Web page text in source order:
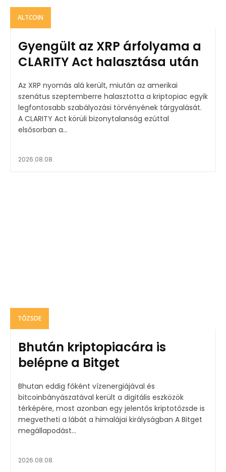
ALTCOIN
Gyengült az XRP árfolyama a
CLARITY Act halasztása után
Az XRP nyomás alá került, miután az amerikai
szenátus szeptemberre halasztotta a kriptopiac egyik
legfontosabb szabályozási törvényének tárgyalását.
A CLARITY Act körüli bizonytalanság ezúttal
elsősorban a...
2026.08.08.
TŐZSDE
Bhután kriptopiacára is
belépne a Bitget
Bhutan eddig főként vízenergiájával és
bitcoinbányászatával került a digitális eszközök
térképére, most azonban egy jelentős kriptotőzsde is
megvetheti a lábát a himalájai királyságban A Bitget
megállapodást...
2026.08.08.